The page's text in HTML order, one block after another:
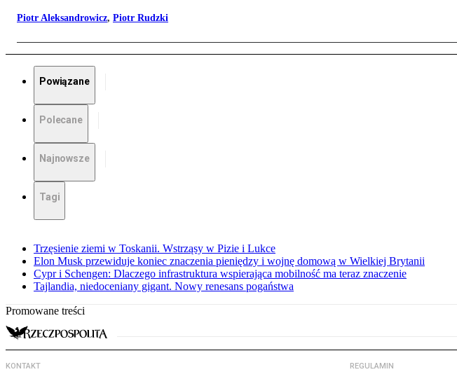
Piotr Aleksandrowicz, Piotr Rudzki
Powiązane
Polecane
Najnowsze
Tagi
Trzęsienie ziemi w Toskanii. Wstrząsy w Pizie i Lukce
Elon Musk przewiduje koniec znaczenia pieniędzy i wojnę domową w Wielkiej Brytanii
Cypr i Schengen: Dlaczego infrastruktura wspierająca mobilność ma teraz znaczenie
Tajlandia, niedoceniany gigant. Nowy renesans pogaństwa
Promowane treści
KONTAKT REGULAMIN